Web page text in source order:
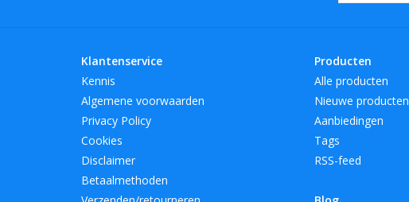
Klantenservice
Kennis
Algemene voorwaarden
Privacy Policy
Cookies
Disclaimer
Betaalmethoden
Producten
Alle producten
Nieuwe producten
Aanbiedingen
Tags
RSS-feed